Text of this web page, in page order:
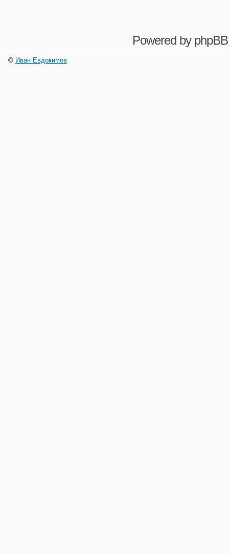
Powered by phpBB
© Иван Евдокимов